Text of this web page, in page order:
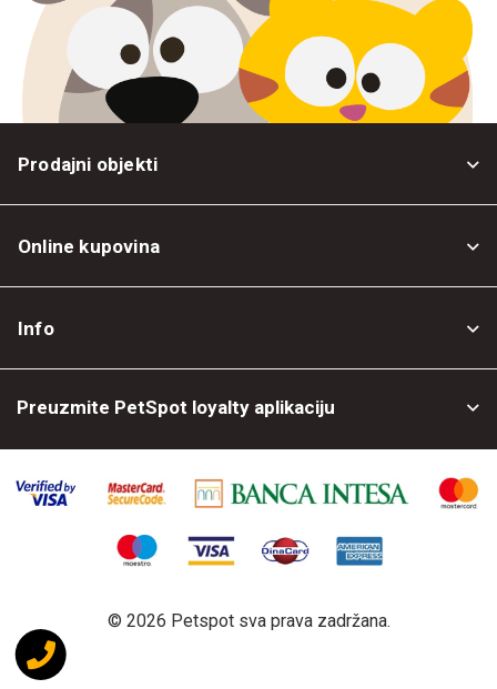
Prodajni objekti
Online kupovina
Info
Preuzmite PetSpot loyalty aplikaciju
© 2026 Petspot sva prava zadržana.